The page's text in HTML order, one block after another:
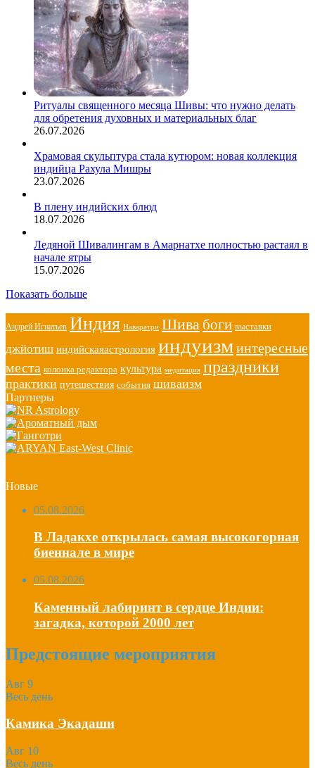
Ритуалы священного месяца Шивы: что нужно делать
для обретения духовных и материальных благ
26.07.2026
Храмовая скульптура стала кутюром: новая коллекция
индийца Рахула Мишры
23.07.2026
В плену индийских блюд
18.07.2026
Ледяной Шивалингам в Амарнатхе полностью растаял в
начале ятры
15.07.2026
Показать больше
Андрей Игнатьев Индия Наваратри Шива боги выставки
джйотиш индийскаяастрология индуизминтересные
места колонка редактора культура медитация праздники
практики путешествия события шиваизм
Партнеры
Новые
05.08.2026
В Ладакхе открылась самая высокогорная
биеннале в мире
05.08.2026
Каменный лабиринт в сердце Индии:
загадка, которой 2000 лет
Предстоящие мероприятия
Авг 9
Весь день
Камика Экадаши
Авг 10
Весь день